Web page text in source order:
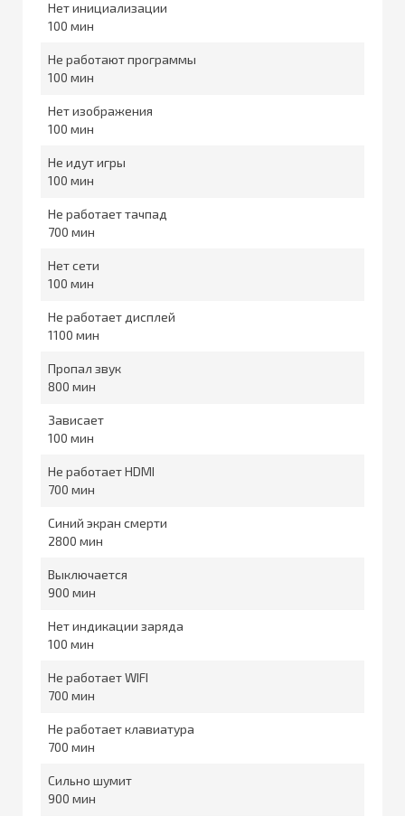
Нет инициализации
100
Не работают программы
100
Нет изображения
100
Не идут игры
100
Не работает тачпад
700
Нет сети
100
Не работает дисплей
1100
Пропал звук
800
Зависает
100
Не работает HDMI
700
Синий экран смерти
2800
Выключается
900
Нет индикации заряда
100
Не работает WIFI
700
Не работает клавиатура
700
Сильно шумит
900